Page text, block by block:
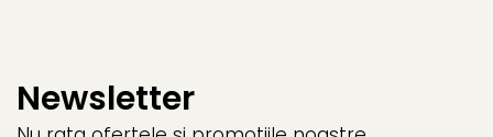
Newsletter